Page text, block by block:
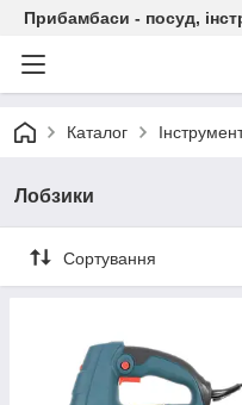
Прибамбаси - посуд,
Каталог
Лобзики
Сортування